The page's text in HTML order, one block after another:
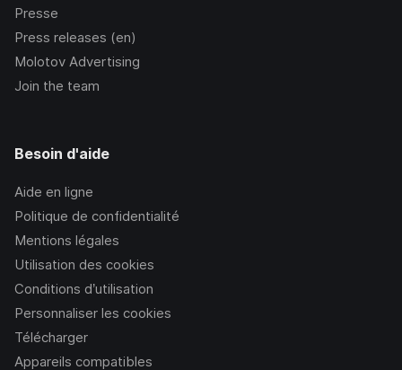
Presse
Press releases (en)
Molotov Advertising
Join the team
Besoin d'aide
Aide en ligne
Politique de confidentialité
Mentions légales
Utilisation des cookies
Conditions d’utilisation
Personnaliser les cookies
Télécharger
Appareils compatibles